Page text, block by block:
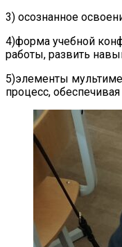
3) осознанное
4)форма учебной
работы, развить
5)элементы
процесс,